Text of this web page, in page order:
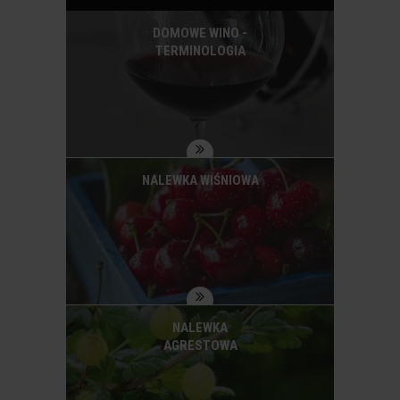
DOMOWE WINO -
TERMINOLOGIA
NALEWKA WIŚNIOWA
NALEWKA
AGRESTOWA